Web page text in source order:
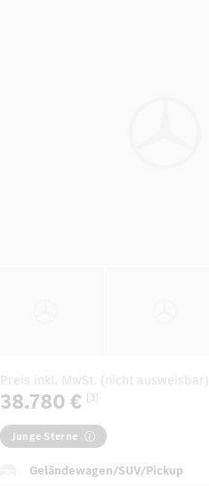
Preis inkl. MwSt. (nicht ausweisbar)
38.780 € [3]
Junge Sterne
Geländewagen/SUV/Pickup